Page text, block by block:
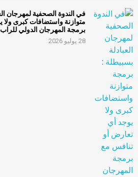
في الندوة الصحفية لمهرجان
متوازنة واستضافات كبرى
برمجة المهرجان الدولي
28 يوليو 2026